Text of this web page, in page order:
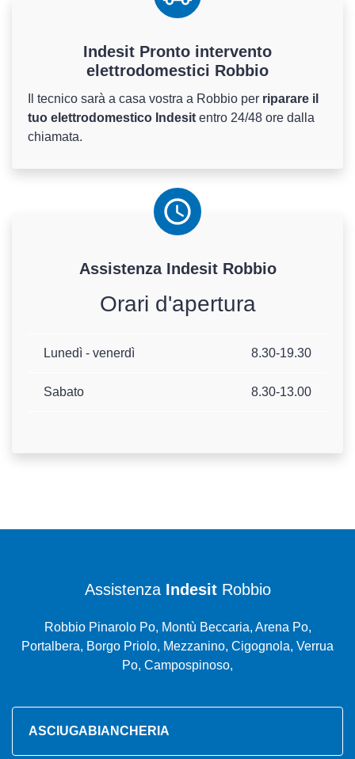
Indesit Pronto intervento
elettrodomestici Robbio
Il tecnico sarà a casa vostra a Robbio per riparare il
tuo elettrodomestico Indesit entro 24/48 ore dalla
chiamata.
Assistenza IndesitRobbio
Orari d'apertura
Lunedì - venerdì 8.30-19.30
Sabato 8.30-13.00
Assistenza IndesitRobbio
Robbio Pinarolo Po, Montù Beccaria, Arena Po,
Portalbera, Borgo Priolo, Mezzanino, Cigognola, Verrua
Po, Campospinoso,
ASCIUGABIANCHERIA